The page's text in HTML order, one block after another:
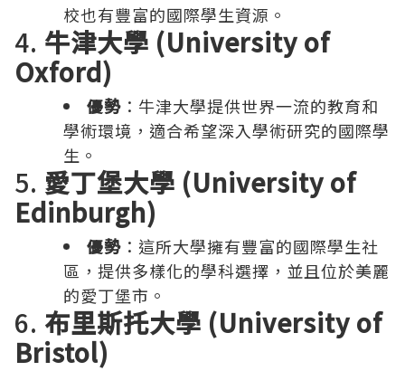
校也有豐富的國際學生資源。
4. 牛津大學 (University of
Oxford)
優勢 ：牛津大學提供世界一流的教育和
學術環境，適合希望深入學術研究的國際學
生。
5. 愛丁堡大學 (University of
Edinburgh)
優勢 ：這所大學擁有豐富的國際學生社
區，提供多樣化的學科選擇，並且位於美麗
的愛丁堡市。
6. 布里斯托大學 (University of
Bristol)